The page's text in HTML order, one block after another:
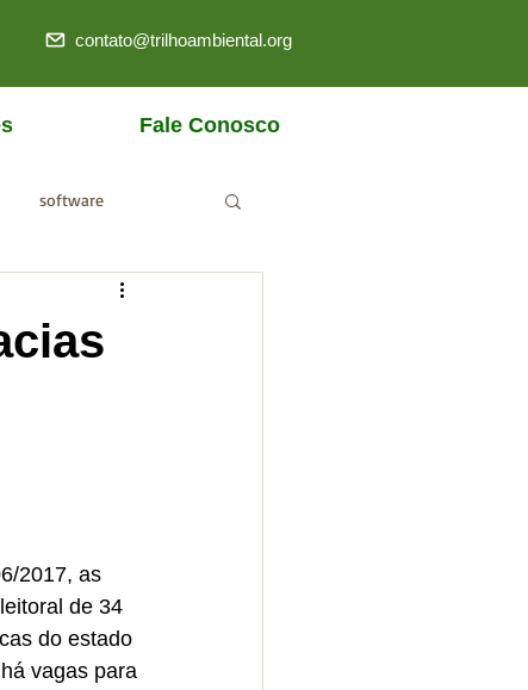
contato@trilhoambiental.org
Fale Conosco
software
2017, as
de 34
do estado
vagas para